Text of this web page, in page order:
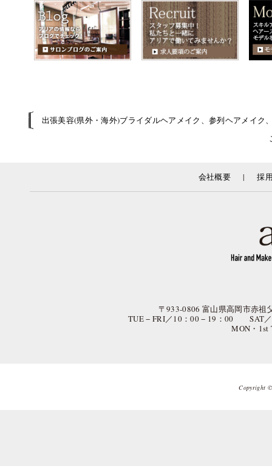
出張美容(県外・海外)ブライダルヘアメイク、参列ヘアメイ
会社概要 | 採
〒933-0806 富山県高岡市赤
TUE − FRI／10：00 − 19：00 SAT
MON・1st
Copyright